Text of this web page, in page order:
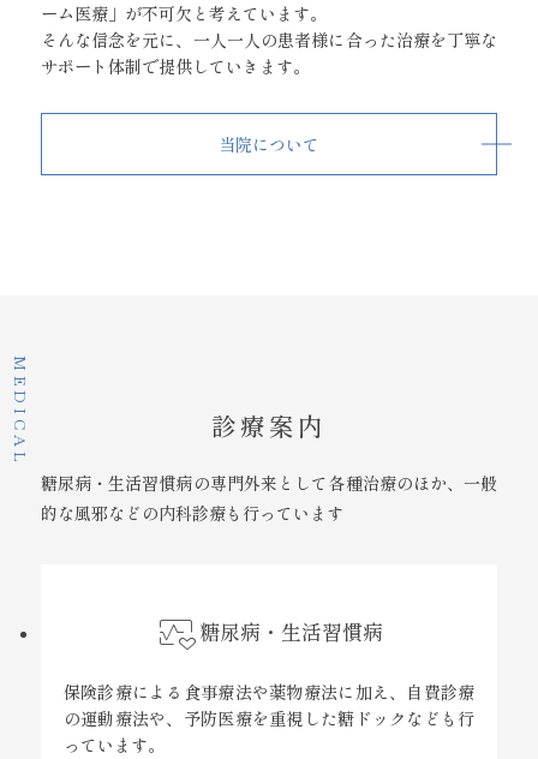
ーム医療」が不可欠と考えています。
そんな信念を元に、一人一人の患者様に合った治療を丁寧な
サポート体制で提供していきます。
当院について
MEDICAL 診療案内
糖尿病・生活習慣病の専門外来として各種治療のほか、 一般
的な風邪などの内科診療も行っています
ecg糖尿病・生活習慣病
保険診療による食事療法や薬物療法に加え、自費診療
の運動療法や、予防医療を重視した糖ドックなども行
っています。